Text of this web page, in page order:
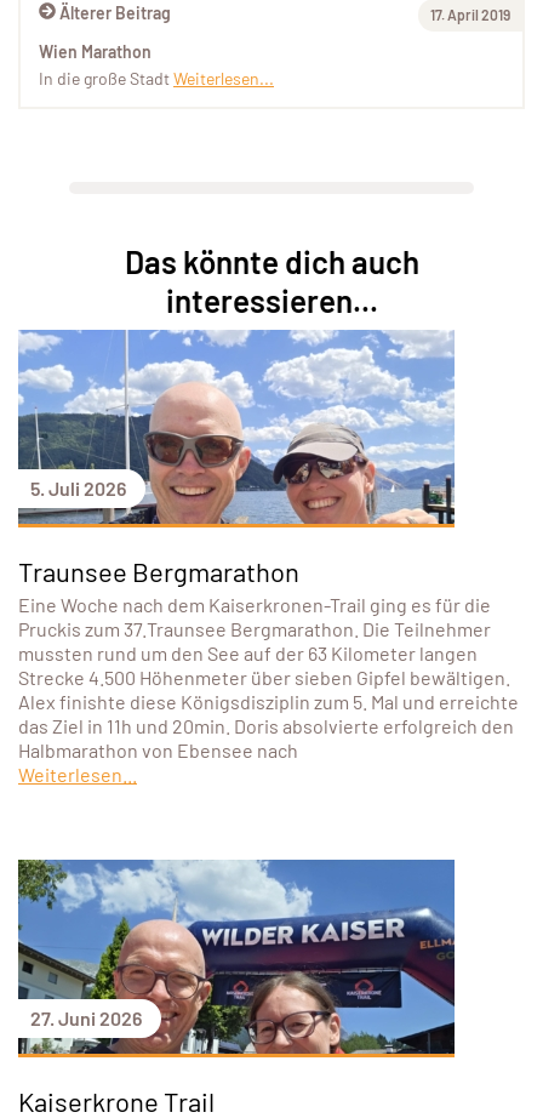
Älterer Beitrag 17. April 2019
Wien Marathon
In die große StadtWeiterlesen...
Das könnte dich auch
interessieren...
5. Juli 2026
Traunsee Bergmarathon
Eine Woche nach dem Kaiserkronen-Trail ging es für die
Pruckis zum 37.Traunsee Bergmarathon. Die Teilnehmer
mussten rund um den See auf der 63 Kilometer langen
Strecke 4.500 Höhenmeter über sieben Gipfel bewältigen.
Alex finishte diese Königsdisziplin zum 5. Mal und erreichte
das Ziel in 11h und 20min. Doris absolvierte erfolgreich den
Halbmarathon von Ebensee nach
Weiterlesen...
27. Juni 2026
Kaiserkrone Trail